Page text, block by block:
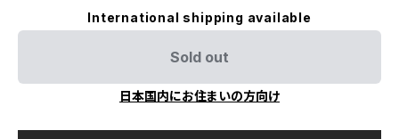
International shipping available
Sold out
日本国内にお住まいの方向け